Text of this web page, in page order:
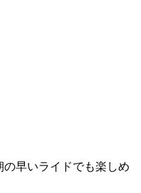
早いライドでも楽しめ